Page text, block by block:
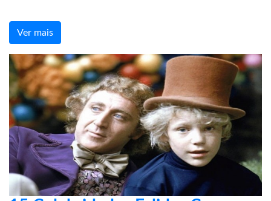
Ver mais